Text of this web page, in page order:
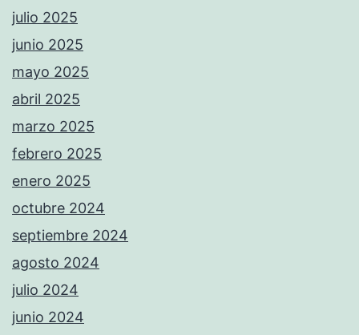
julio 2025
junio 2025
mayo 2025
abril 2025
marzo 2025
febrero 2025
enero 2025
octubre 2024
septiembre 2024
agosto 2024
julio 2024
junio 2024